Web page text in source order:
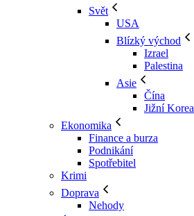
Svět
USA
Blízký východ
Izrael
Palestina
Asie
Čína
Jižní Korea
Ekonomika
Finance a burza
Podnikání
Spotřebitel
Krimi
Doprava
Nehody